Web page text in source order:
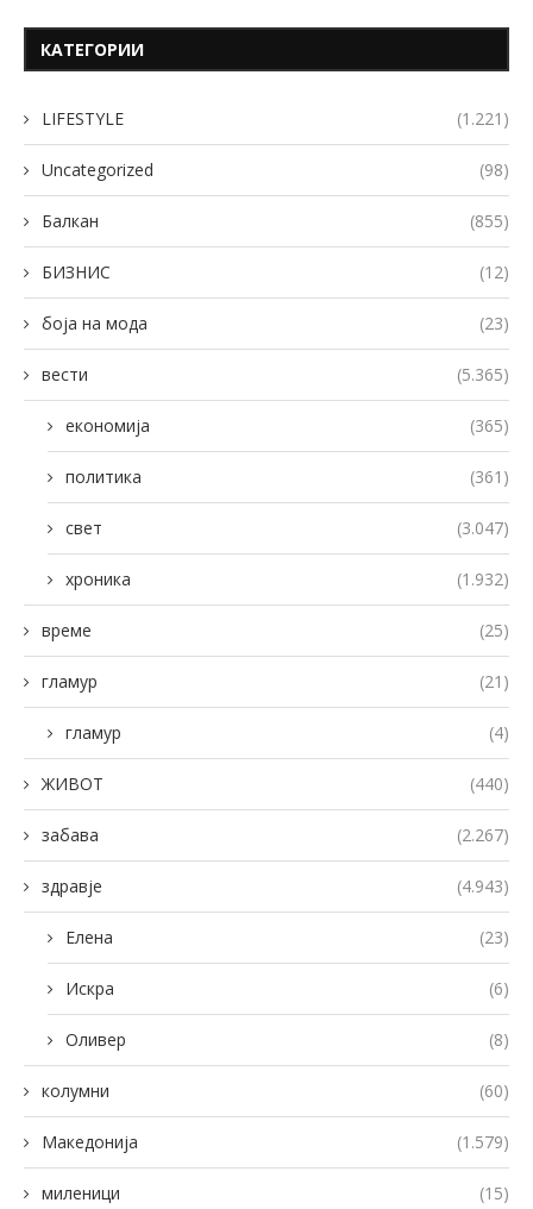
КАТЕГОРИИ
LIFESTYLE (1.221)
Uncategorized (98)
Балкан (855)
БИЗНИС (12)
боја на мода (23)
вести (5.365)
економија (365)
политика (361)
свет (3.047)
хроника (1.932)
време (25)
гламур (21)
гламур (4)
ЖИВОТ (440)
забава (2.267)
здравје (4.943)
Елена (23)
Искра (6)
Оливер (8)
колумни (60)
Македонија (1.579)
миленици (15)